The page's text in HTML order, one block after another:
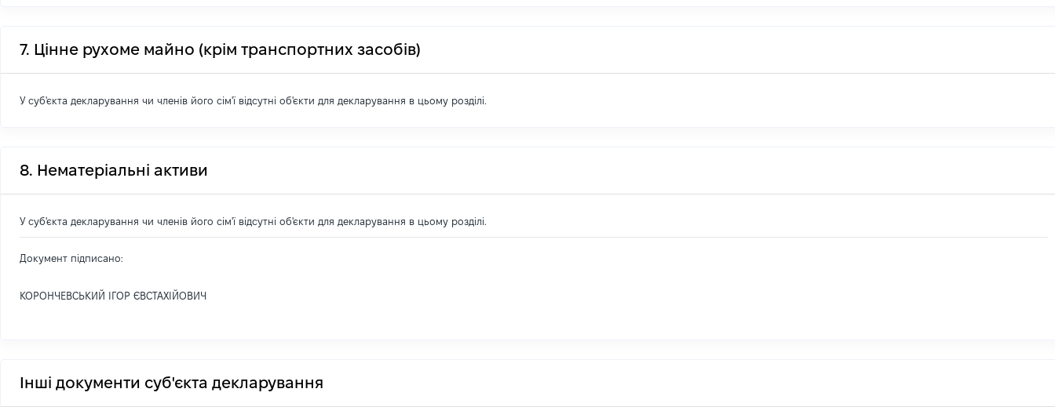
7. Цінне рухоме майно (крім транспортних засобів)
У суб'єкта декларування чи членів його сім'ї відсутні об'єкти для декларування в цьому розділі.
8. Нематеріальні активи
У суб'єкта декларування чи членів його сім'ї відсутні об'єкти для декларування в цьому розділі.
Документ підписано:
КОРОНЧЕВСЬКИЙ ІГОР ЄВСТАХІЙОВИЧ
Інші документи суб'єкта декларування